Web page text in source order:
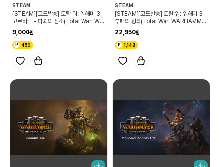
STEAM
[STEAM][코드발송] 토탈 워: 워해머 3 -
고르바드 - 파괴의 징조(Total War: WA
f Destruction)
9,000
450
STEAM
[STEAM][코드발송] 토탈 워: 워해머 3 -
부패의 왕좌(Total War: WARHAMME
22,950
1,148